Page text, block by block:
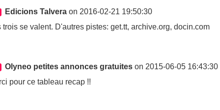
Edicions Talvera on 2016-02-21 19:50:30
trois se valent. D'autres pistes: get.tt, archive.org, docin.com
Olyneo petites annonces gratuites on 2015-06-05 16:43:30
pour ce tableau recap !!